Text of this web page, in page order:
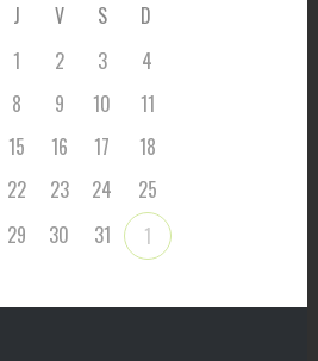
J V S
D
1 2 3
4
8 9 10
11
15 16 17
18
22 23 24
25
29 30 31 1